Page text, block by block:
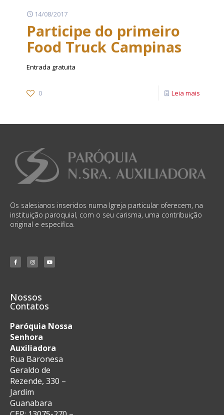
14/08/2017
Participe do primeiro
Food Truck Campinas
Entrada gratuita
0 Leia mais
Os salesianos inseridos numa Igreja particular oferecem, na
instituição paroquial, com o seu carisma, uma contribuição
original e específica.
Nossos
Contatos
Paróquia Nossa
Senhora
Auxiliadora
Rua Baronesa
Geraldo de
Rezende, 330 –
Jardim
Guanabara